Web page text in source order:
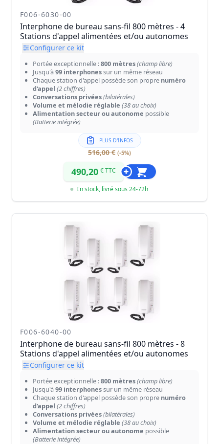
F006-6030-00
Interphone de bureau sans-fil 800 mètres - 4
Stations d'appel alimentées et/ou autonomes
Configurer ce kit
Portée exceptionnelle :800 mètres(champ libre)
Jusqu'à 99 interphonessur un même réseau
Chaque station d'appel possède son propre numéro
d'appel (2 chiffres)
Conversations privées(bilatérales)
Volume et mélodie réglable (38 au choix)
Alimentation secteur ou autonome possible
(Batterie intégrée)
PLUS D'INFOS
516,00 € (-5%)
490,20 € TTC
En stock, livré sous 24-72h
F006-6040-00
Interphone de bureau sans-fil 800 mètres - 8
Stations d'appel alimentées et/ou autonomes
Configurer ce kit
Portée exceptionnelle :800 mètres(champ libre)
Jusqu'à 99 interphonessur un même réseau
Chaque station d'appel possède son propre numéro
d'appel (2 chiffres)
Conversations privées(bilatérales)
Volume et mélodie réglable (38 au choix)
Alimentation secteur ou autonome possible
(Batterie intégrée)